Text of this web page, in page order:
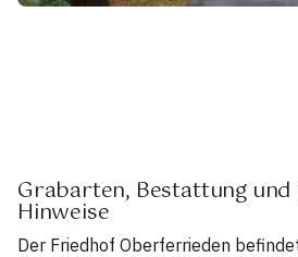
Grabarten, Bestattung
Hinweise
Der Friedhof Oberferrieden